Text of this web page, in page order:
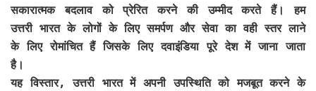
सकारात्मक बदलाव को प्रेरित करने की उम्मीद करते हैं। हम
उत्तरी भारत के लोगों के लिए समर्पण और सेवा का वही स्तर लाने
के लिए रोमांचित हैं जिसके लिए दवाइंडिया पूरे देश में जाना जाता
है।
यह विस्तार, उत्तरी भारत में अपनी उपस्थिति को मजबूत करने के